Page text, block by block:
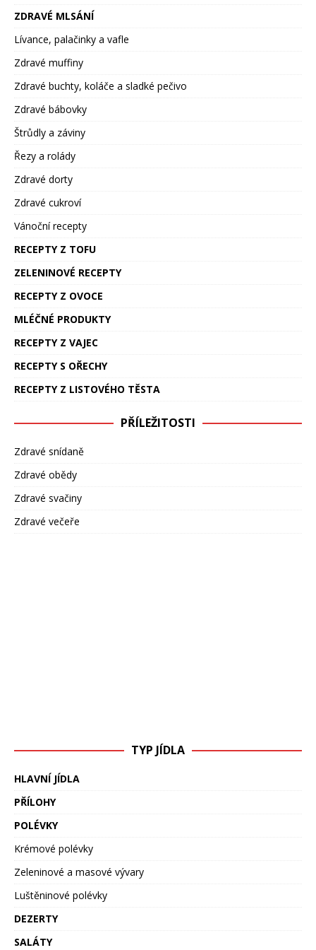
ZDRAVÉ MLSÁNÍ
Lívance, palačinky a vafle
Zdravé muffiny
Zdravé buchty, koláče a sladké pečivo
Zdravé bábovky
Štrůdly a záviny
Řezy a rolády
Zdravé dorty
Zdravé cukroví
Vánoční recepty
RECEPTY Z TOFU
ZELENINOVÉ RECEPTY
RECEPTY Z OVOCE
MLÉČNÉ PRODUKTY
RECEPTY Z VAJEC
RECEPTY S OŘECHY
RECEPTY Z LISTOVÉHO TĚSTA
PŘÍLEŽITOSTI
Zdravé snídaně
Zdravé obědy
Zdravé svačiny
Zdravé večeře
TYP JÍDLA
HLAVNÍ JÍDLA
PŘÍLOHY
POLÉVKY
Krémové polévky
Zeleninové a masové vývary
Luštěninové polévky
DEZERTY
SALÁTY